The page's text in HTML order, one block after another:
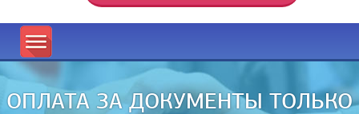
ОПЛАТА ЗА ДОКУМЕНТЫ ТОЛЬКО